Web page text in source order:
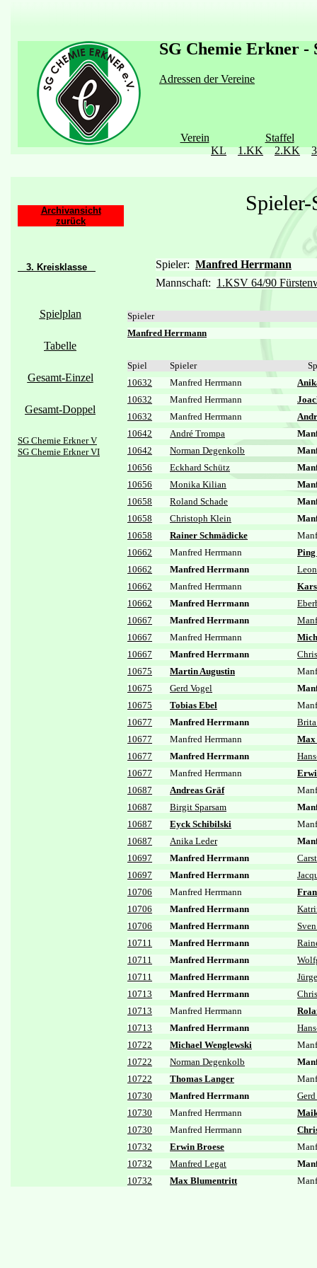
SG Chemie Erkner -
Adressen der Vereine
Verein
Staffel
KL
1.KK 2.KK
Archivansicht
zurück
3. Kreisklasse
Spielplan
Tabelle
Gesamt-Einzel
Gesamt-Doppel
SG Chemie Erkner V
SG Chemie Erkner VI
Spieler: Manfred Herrmann
Mannschaft: 1.KSV 64/90
Spieler
Manfred Herrmann
Spiel Spieler
10632
Manfred Herrmann
10632
Manfred Herrmann
10632
Manfred Herrmann
10642
André Trompa
10642
Norman Degenkolb
10656
Eckhard Schütz
10656
Monika Kilian
10658
Roland Schade
10658
Christoph Klein
10658
Rainer Schmädicke
10662
Manfred Herrmann
10662
Manfred Herrmann
10662
Manfred Herrmann
10662
Manfred Herrmann
10667
Manfred Herrmann
10667
Manfred Herrmann
10667
Manfred Herrmann
10675
Martin Augustin
10675
Gerd Vogel
10675
Tobias Ebel
10677
Manfred Herrmann
10677
Manfred Herrmann
10677
Manfred Herrmann
10677
Manfred Herrmann
10687
Andreas Gräf
10687
Birgit Sparsam
10687
Eyck Schibilski
10687
Anika Leder
10697
Manfred Herrmann
10697
Manfred Herrmann
10706
Manfred Herrmann
10706
Manfred Herrmann
10706
Manfred Herrmann
10711
Manfred Herrmann
10711
Manfred Herrmann
10711
Manfred Herrmann
10713
Manfred Herrmann
10713
Manfred Herrmann
10713
Manfred Herrmann
10722
Michael Wenglewski
10722
Norman Degenkolb
10722
Thomas Langer
10730
Manfred Herrmann
10730
Manfred Herrmann
10730
Manfred Herrmann
10732
Erwin Broese
10732
Manfred Legat
10732
Max Blumentritt